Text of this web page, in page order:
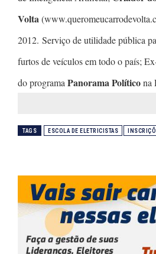
Volta
2012. Serviço de utilidade pública
furtos de veículos em todo o país;
do programa Panorama Políticona
TAGS ESCOLA DE ELETRICISTAS